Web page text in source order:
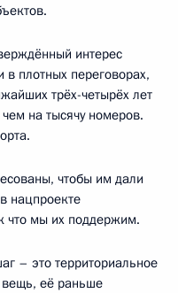
интерес
плотных переговорах,
трёх-четырёх лет
на тысячу номеров.
чтобы им дали
нацпроекте
что мы их поддержим.
– это территориальное
вещь, её раньше